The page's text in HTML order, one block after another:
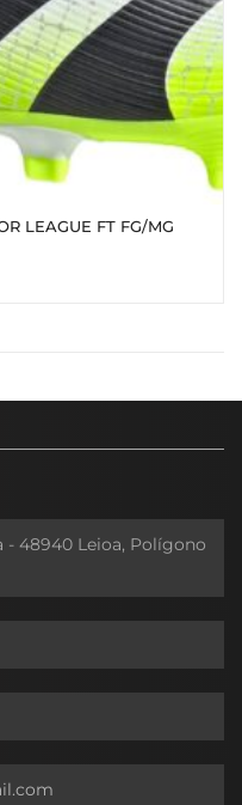
LEAGUE FT FG/MG
- 48940 Leioa, Polígono